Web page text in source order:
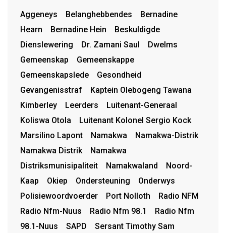
Aggeneys Belanghebbendes
Bernadine
Hearn
Bernadine Hein
Beskuldigde
Dienslewering
Dr. Zamani Saul
Dwelms
Gemeenskap
Gemeenskappe
Gemeenskapslede
Gesondheid
Gevangenisstraf
Kaptein Olebogeng Tawana
Kimberley
Leerders
Luitenant-Generaal
Koliswa Otola
Luitenant Kolonel Sergio Kock
Marsilino Lapont
Namakwa
Namakwa-Distrik
Namakwa Distrik
Namakwa
Distriksmunisipaliteit
Namakwaland
Noord-
Kaap
Okiep Ondersteuning
Onderwys
Polisiewoordvoerder
Port Nolloth
Radio NFM
Radio Nfm-Nuus
Radio Nfm 98.1
Radio Nfm
98.1-Nuus
SAPD
Sersant Timothy Sam